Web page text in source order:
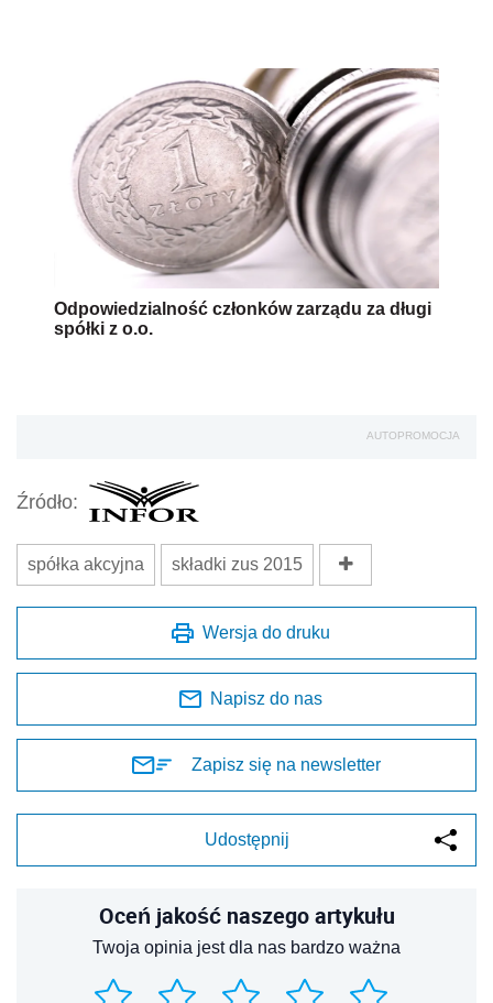
Odpowiedzialność członków zarządu za długi
spółki z o.o.
AUTOPROMOCJA
Źródło:
spółka akcyjna składki zus 2015
Wersja do druku
Napisz do nas
Zapisz się na newsletter
Udostępnij
Oceń jakość naszego artykułu
Twoja opinia jest dla nas bardzo ważna